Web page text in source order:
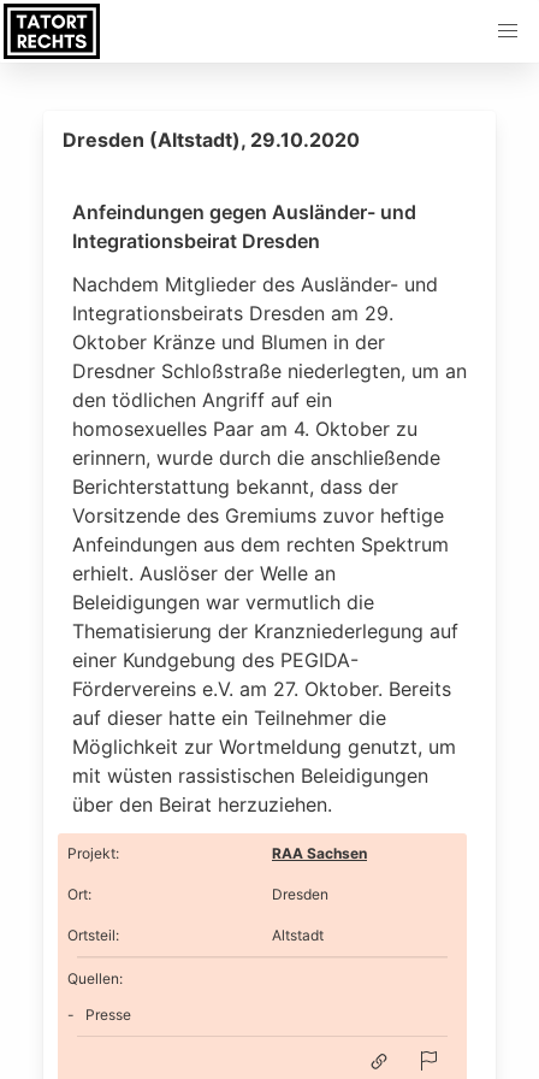
Dresden (Altstadt), 29.10.2020
Anfeindungen gegen Ausländer- und
Integrationsbeirat Dresden
Nachdem Mitglieder des Ausländer- und
Integrationsbeirats Dresden am 29.
Oktober Kränze und Blumen in der
Dresdner Schloßstraße niederlegten, um an
den tödlichen Angriff auf ein
homosexuelles Paar am 4. Oktober zu
erinnern, wurde durch die anschließende
Berichterstattung bekannt, dass der
Vorsitzende des Gremiums zuvor heftige
Anfeindungen aus dem rechten Spektrum
erhielt. Auslöser der Welle an
Beleidigungen war vermutlich die
Thematisierung der Kranzniederlegung auf
einer Kundgebung des PEGIDA-
Fördervereins e.V. am 27. Oktober. Bereits
auf dieser hatte ein Teilnehmer die
Möglichkeit zur Wortmeldung genutzt, um
mit wüsten rassistischen Beleidigungen
über den Beirat herzuziehen.
Projekt: RAA Sachsen
Ort: Dresden
Ortsteil: Altstadt
Quellen:
Presse